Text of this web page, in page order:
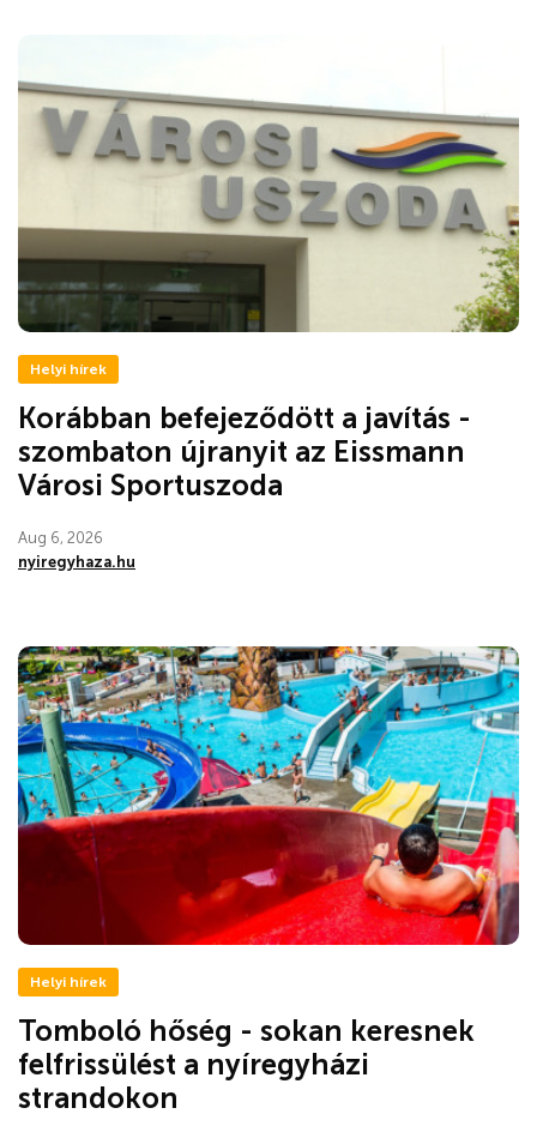
Helyi hírek
Korábban befejeződött a javítás -
szombaton újranyit az Eissmann
Városi Sportuszoda
Aug 6, 2026
nyiregyhaza.hu
Helyi hírek
Tomboló hőség - sokan keresnek
felfrissülést a nyíregyházi
strandokon